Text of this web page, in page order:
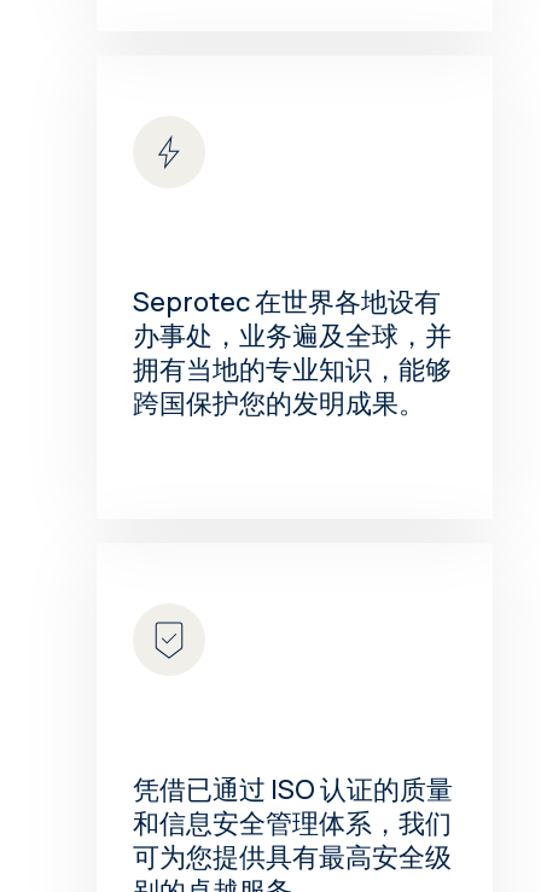
Seprotec 在世界各地设有
办事处，业务遍及全球，并
拥有当地的专业知识，能够
跨国保护您的发明成果。
凭借已通过 ISO 认证的质量
和信息安全管理体系，我们
可为您提供具有最高安全级